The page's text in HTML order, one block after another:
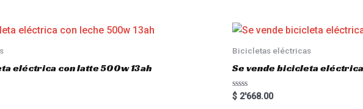
0
o
t
f
5
eléctrica con latte 500w 13ah
Bicicletas eléctricas
Se vende bicicleta
R
a
$ 2'668.00